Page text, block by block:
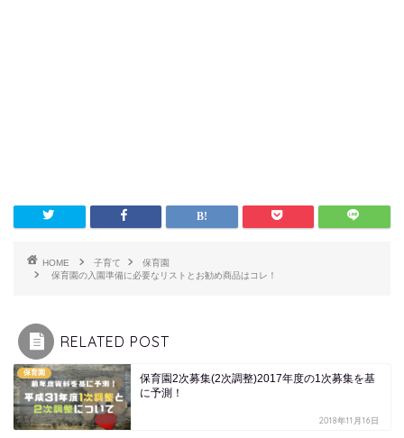
HOME 子育て
保育園
保育園の入園準備に必要なリストとお勧め商品はコレ！
RELATED POST
保育園
保育園2次募集(2次調整)2017年度の1次募集を基
に予測！
2018年11月16日